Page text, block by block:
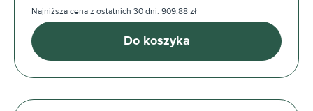
Najniższa cena z ostatnich 30 dni: 909,88 zł
Do koszyka